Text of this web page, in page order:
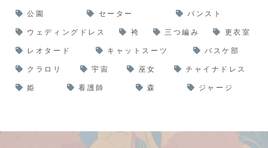
公園 セーター パンスト
ウェディングドレス 袴 三つ編み 更衣室
レオタード キャットスーツ バスケ部
クラロリ 宇宙 巫女 チャイナドレス
姫 看護師 森 ジャージ